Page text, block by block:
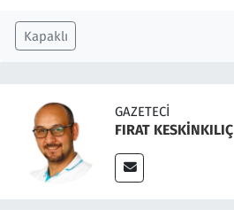
Kapaklı
GAZETECI
FIRAT KESKİNKILIÇ